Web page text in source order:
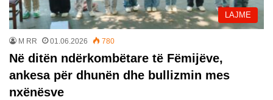
LAJME
M RR 01.06.2026 780
Në ditën ndërkombëtare të Fëmijëve,
ankesa për dhunën dhe bullizmin mes
nxënësve